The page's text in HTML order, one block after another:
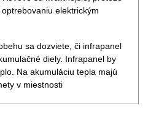
elektrickým
sa dozviete, či infrapanel
diely. Infrapanel by
Na akumuláciu tepla majú
v miestnosti